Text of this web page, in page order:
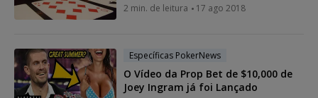
2 min. de leitura 17 ago 2018
Específicas PokerNews
O Vídeo da Prop Bet de $10,000 de
Joey Ingram já foi Lançado